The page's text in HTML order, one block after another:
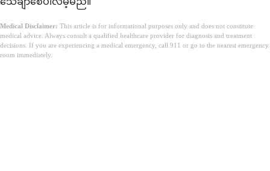
Medical Disclaimer: This article is for informational purposes only and does not constitute
medical advice. Always consult a qualified healthcare provider for diagnosis and treatment
decisions. If you are experiencing a medical emergency, call 911 or go to the nearest emergency
room immediately.